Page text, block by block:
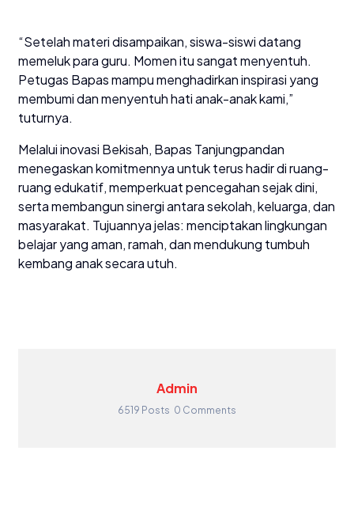
“Setelah materi disampaikan, siswa-siswi datang
memeluk para guru. Momen itu sangat menyentuh.
Petugas Bapas mampu menghadirkan inspirasi yang
membumi dan menyentuh hati anak-anak kami,”
tuturnya.
Melalui inovasi Bekisah, Bapas Tanjungpandan
menegaskan komitmennya untuk terus hadir di ruang-
ruang edukatif, memperkuat pencegahan sejak dini,
serta membangun sinergi antara sekolah, keluarga, dan
masyarakat. Tujuannya jelas: menciptakan lingkungan
belajar yang aman, ramah, dan mendukung tumbuh
kembang anak secara utuh.
Admin
6519 Posts 0 Comments